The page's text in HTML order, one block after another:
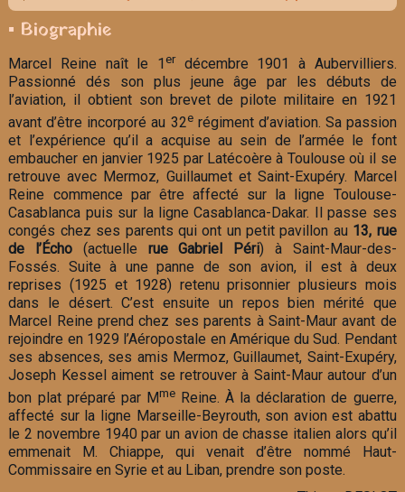
▪ Biographie
Marcel Reine naît le 1erdécembre 1901 à Aubervilliers.
Passionné dés son plus jeune âge par les débuts de
l’aviation, il obtient son brevet de pilote militaire en 1921
avant d’être incorporé au 32erégiment d’aviation. Sa passion
et l’expérience qu’il a acquise au sein de l’armée le font
embaucher en janvier 1925 par Latécoère à Toulouse où il se
retrouve avec Mermoz, Guillaumet et Saint-Exupéry. Marcel
Reine commence par être affecté sur la ligne Toulouse-
Casablanca puis sur la ligne Casablanca-Dakar. Il passe ses
congés chez ses parents qui ont un petit pavillon au 13, rue
de l’Écho (actuelle rue Gabriel Péri) à Saint-Maur-des-
Fossés. Suite à une panne de son avion, il est à deux
reprises (1925 et 1928) retenu prisonnier plusieurs mois
dans le désert. C’est ensuite un repos bien mérité que
Marcel Reine prend chez ses parents à Saint-Maur avant de
rejoindre en 1929 l’Aéropostale en Amérique du Sud. Pendant
ses absences, ses amis Mermoz, Guillaumet, Saint-Exupéry,
Joseph Kessel aiment se retrouver à Saint-Maur autour d’un
bon plat préparé par MmeReine. À la déclaration de guerre,
affecté sur la ligne Marseille-Beyrouth, son avion est abattu
le 2 novembre 1940 par un avion de chasse italien alors qu’il
emmenait M. Chiappe, qui venait d’être nommé Haut-
Commissaire en Syrie et au Liban, prendre son poste.